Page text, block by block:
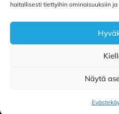
haitallisesti tiettyihin ominaisuuksiin
Näytä
90100
Copyright © 2026 Pilailu-Puoti |